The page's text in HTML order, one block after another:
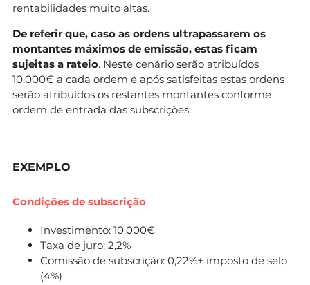
rentabilidades muito altas.
De referir que, caso as ordens ultrapassarem os
montantes máximos de emissão, estas ficam
sujeitas a rateio. Neste cenário serão atribuídos
10.000€ a cada ordem e após satisfeitas estas ordens
serão atribuídos os restantes montantes conforme
ordem de entrada das subscrições.
EXEMPLO
Condições de subscrição
Investimento: 10.000€
Taxa de juro: 2,2%
Comissão de subscrição: 0,22%+ imposto de selo
(4%)